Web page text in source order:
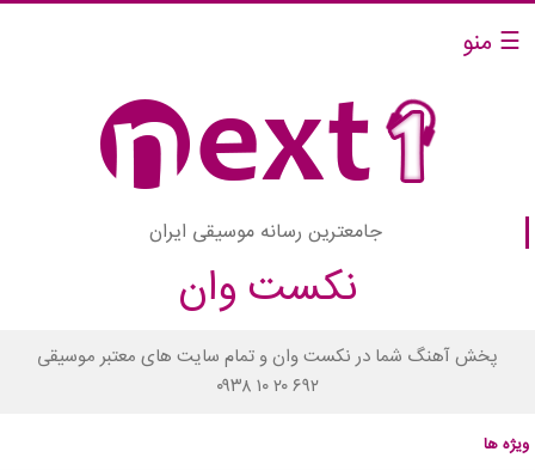
☰ منو
جامعترین رسانه موسیقی ایران
نکست وان
پخش آهنگ شما در نکست وان و تمام سایت های معتبر موسیقی
۰۹۳۸ ۱۰ ۲۰ ۶۹۲
ویژه ها